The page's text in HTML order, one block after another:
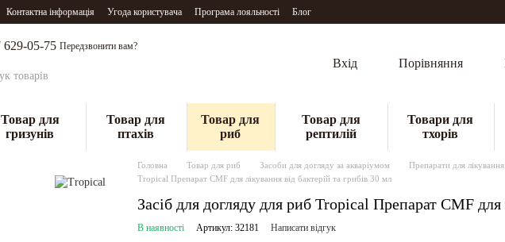
Контактна інформація Угода користувача Програма лояльності Блог
629-05-75 Передзвонити вам?
Вхід Порівняння
Товар для
гризунів
Товар для
птахів
Товар для
риб
Товар для
рептилій
Товари для
тхорів
Головна Товар для риб Засоби для догляду за акваріумом Препарати для
Tropical Препарат CMF для лікування від бактерій та грибів 30 мл
Засіб для догляду для риб Tropical Препарат CMF для
В наявності Артикул: 32181 Написати відгук